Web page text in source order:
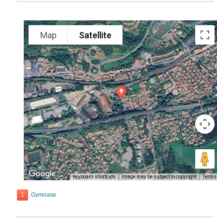
Map Satellite
Keyboard shortcuts Image may be subject to copyright Terms
1 Gymnase